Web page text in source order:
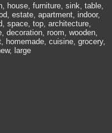
house, furniture, sink, table,
estate, apartment, indoor,
space, top, architecture,
room, wooden,
homemade, cuisine, grocery,
large